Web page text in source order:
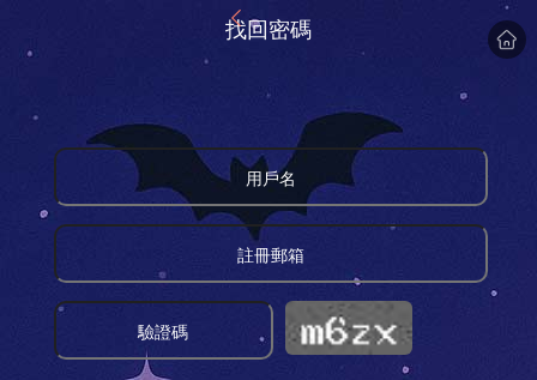
找回密碼